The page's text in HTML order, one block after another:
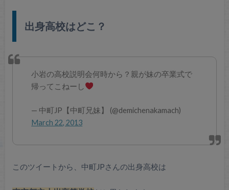
出身高校はどこ？
小岩の高校説明会何時から？親が妹の卒業式で
帰ってこねーし
— 中町JP【中町兄妹】 (@demichenakamach)
March 22, 2013
このツイートから、中町JPさんの出身高校は